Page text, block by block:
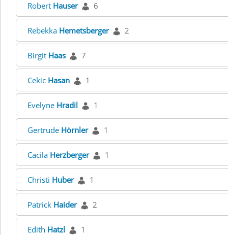
Robert Hauser 6
Rebekka Hemetsberger 2
Birgit Haas 7
Cekic Hasan 1
Evelyne Hradil 1
Gertrude Hörnler 1
Cäcila Herzberger 1
Christi Huber 1
Patrick Haider 2
Edith Hatzl 1